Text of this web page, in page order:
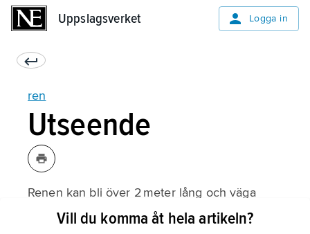
Uppslagsverket Logga in
ren
Utseende
Renen kan bli över 2 meter lång och väga
220 kilogram, men de flesta renar är mycket
Vill du komma åt hela artikeln?